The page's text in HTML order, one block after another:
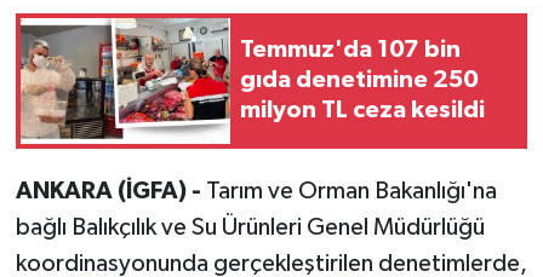
Temmuz'da 107 bin
gıda denetimine 250
milyon TL ceza kesildi
ANKARA (İGFA) - Tarım ve Orman Bakanlığı'na
bağlı Balıkçılık ve Su Ürünleri Genel Müdürlüğü
koordinasyonunda gerçekleştirilen denetimlerde,